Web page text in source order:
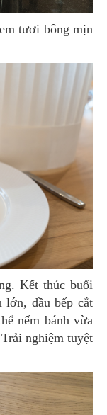
lớn, đầu bếp cắt
nếm bánh vừa
nghiệm tuyệt